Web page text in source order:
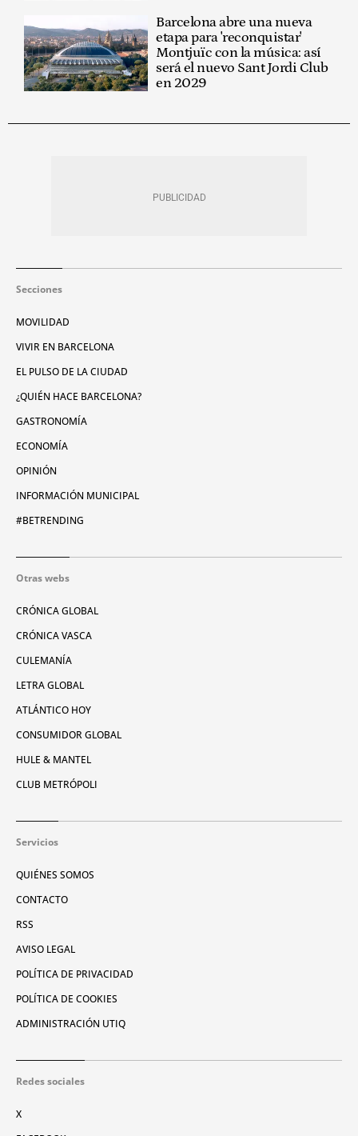
Barcelona abre una nueva
etapa para 'reconquistar'
Montjuïc con la música: así
será el nuevo Sant Jordi Club
en 2029
Secciones
MOVILIDAD
VIVIR EN BARCELONA
EL PULSO DE LA CIUDAD
¿QUIÉN HACE BARCELONA?
GASTRONOMÍA
ECONOMÍA
OPINIÓN
INFORMACIÓN MUNICIPAL
#BETRENDING
Otras webs
CRÓNICA GLOBAL
CRÓNICA VASCA
CULEMANÍA
LETRA GLOBAL
ATLÁNTICO HOY
CONSUMIDOR GLOBAL
HULE & MANTEL
CLUB METRÓPOLI
Servicios
QUIÉNES SOMOS
CONTACTO
RSS
AVISO LEGAL
POLÍTICA DE PRIVACIDAD
POLÍTICA DE COOKIES
ADMINISTRACIÓN UTIQ
Redes sociales
X